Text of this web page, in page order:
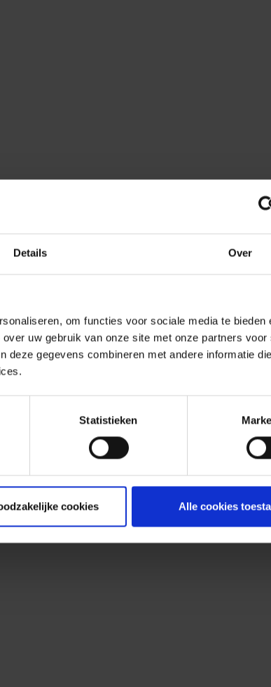
Details Over
om functies voor sociale media te bieden
uw gebruik van onze site met onze partners voor
deze gegevens combineren met andere informatie
Statistieken
cookies Alle cookies